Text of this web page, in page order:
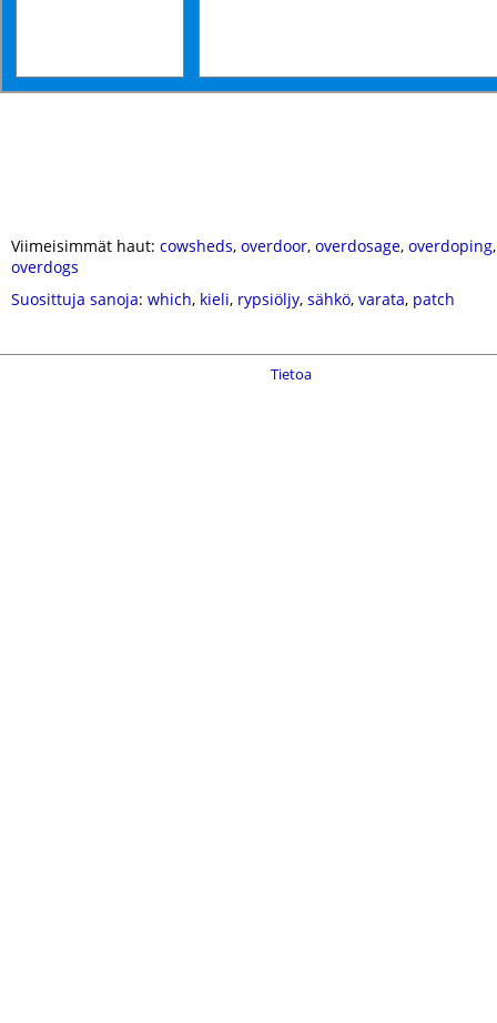
Viimeisimmät haut: cowsheds, overdoor, overdosage, overdoping
overdogs
Suosittuja sanoja: which, kieli, rypsiöljy, sähkö, varata, patch
Tietoa